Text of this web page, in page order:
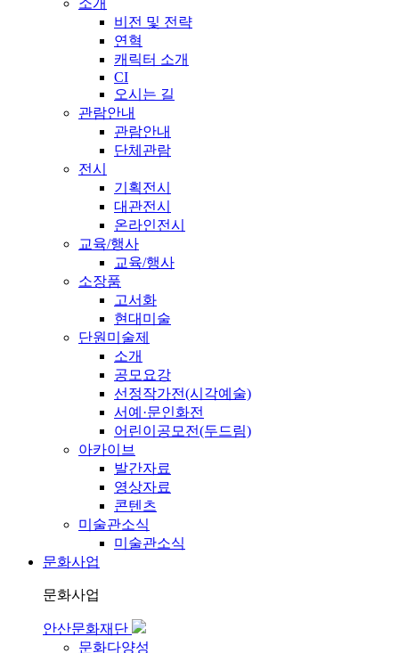
소개
비전 및 전략
연혁
캐릭터 소개
CI
오시는 길
관람안내
관람안내
단체관람
전시
기획전시
대관전시
온라인전시
교육/행사
교육/행사
소장품
고서화
현대미술
단원미술제
소개
공모요강
선정작가전(시각예술)
서예·문인화전
어린이공모전(두드림)
아카이브
발간자료
영상자료
콘텐츠
미술관소식
미술관소식
문화사업
문화사업
안산문화재단
문화다양성